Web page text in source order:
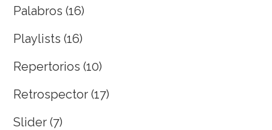
Palabros (16)
Playlists (16)
Repertorios (10)
Retrospector (17)
Slider (7)